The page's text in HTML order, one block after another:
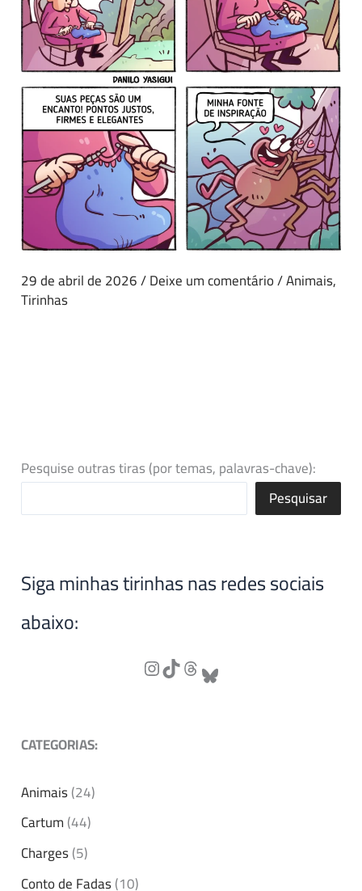
29 de abril de 2026/Deixe um comentário/Animais,
Tirinhas
Pesquise outras tiras (por temas, palavras-chave):
Pesquisar
Siga minhas tirinhas nas redes sociais
abaixo:
CATEGORIAS:
Animais(24)
Cartum(44)
Charges(5)
Conto de Fadas(10)